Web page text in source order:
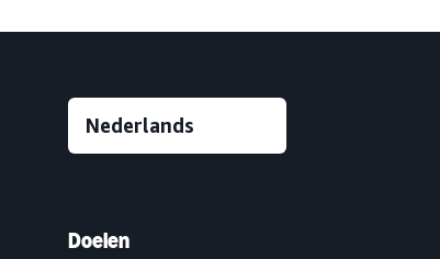
Doelen